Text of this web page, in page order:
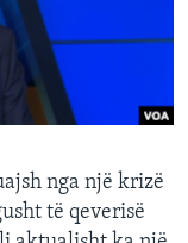
nga një krizë
të qeverisë